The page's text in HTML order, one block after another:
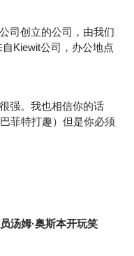
司创立的公司，由我们
Kiewit公司，办公地点
强。我也相信你的话
菲特打趣）但是你必须
汤姆·奥斯本开玩笑